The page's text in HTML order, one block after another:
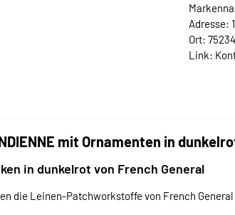
Adresse:
Ort:
Link:
mit Ornamenten in
in dunkelrot von French General
die Leinen-Patchworkstoffe von French